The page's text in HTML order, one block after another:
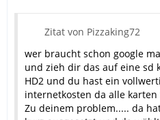
Zitat von Pizzaking72
wer braucht schon google
und zieh dir das auf eine sd
HD2 und du hast ein
internetkosten da alle
Zu deinem problem..... da